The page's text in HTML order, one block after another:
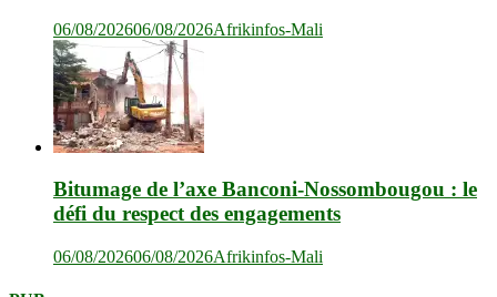
06/08/202606/08/2026Afrikinfos-Mali
Bitumage de l’axe Banconi-Nossombougou : le
défi du respect des engagements
06/08/202606/08/2026Afrikinfos-Mali